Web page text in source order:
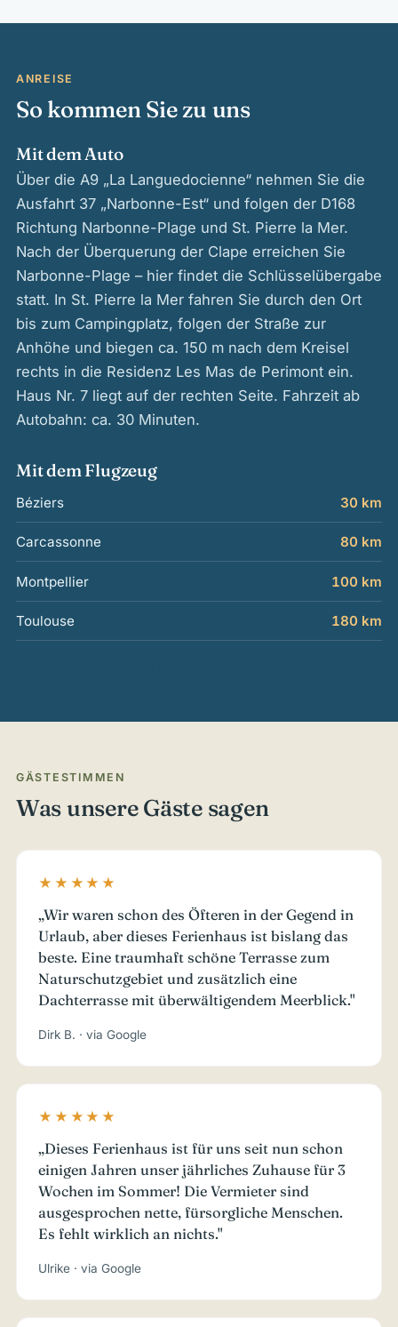
ANREISE
So kommen Sie zu uns
Mit dem Auto
Über die A9 „La Languedocienne“ nehmen Sie die
Ausfahrt 37 „Narbonne-Est“ und folgen der D168
Richtung Narbonne-Plage und St. Pierre la Mer.
Nach der Überquerung der Clape erreichen Sie
Narbonne-Plage – hier findet die Schlüsselübergabe
statt. In St. Pierre la Mer fahren Sie durch den Ort
bis zum Campingplatz, folgen der Straße zur
Anhöhe und biegen ca. 150 m nach dem Kreisel
rechts in die Residenz Les Mas de Perimont ein.
Haus Nr. 7 liegt auf der rechten Seite. Fahrzeit ab
Autobahn: ca. 30 Minuten.
Mit dem Flugzeug
Béziers 30 km
Carcassonne 80 km
Montpellier 100 km
Toulouse 180 km
GÄSTESTIMMEN
Was unsere Gäste sagen
★★★★★
„Wir waren schon des Öfteren in der Gegend in
Urlaub, aber dieses Ferienhaus ist bislang das
beste. Eine traumhaft schöne Terrasse zum
Naturschutzgebiet und zusätzlich eine
Dachterrasse mit überwältigendem Meerblick."
Dirk B. · via Google
★★★★★
„Dieses Ferienhaus ist für uns seit nun schon
einigen Jahren unser jährliches Zuhause für 3
Wochen im Sommer! Die Vermieter sind
ausgesprochen nette, fürsorgliche Menschen.
Es fehlt wirklich an nichts."
Ulrike · via Google